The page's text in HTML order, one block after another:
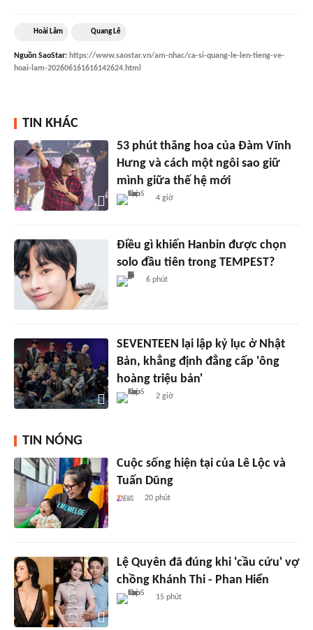
Hoài Lâm Quang Lê
Nguồn SaoStar: https://www.saostar.vn/am-nhac/ca-si-quang-le-len-tieng-ve-
hoai-lam-202606161616142624.html
TIN KHÁC
53 phút thăng hoa của Đàm Vĩnh
Hưng và cách một ngôi sao giữ
mình giữa thế hệ mới
4 giờ
Điều gì khiến Hanbin được chọn
solo đầu tiên trong TEMPEST?
6 phút
SEVENTEEN lại lập kỷ lục ở Nhật
Bản, khẳng định đẳng cấp 'ông
hoàng triệu bản'
2 giờ
TIN NÓNG
Cuộc sống hiện tại của Lê Lộc và
Tuấn Dũng
20 phút
Lệ Quyên đã đúng khi 'cầu cứu' vợ
chồng Khánh Thi - Phan Hiển
15 phút